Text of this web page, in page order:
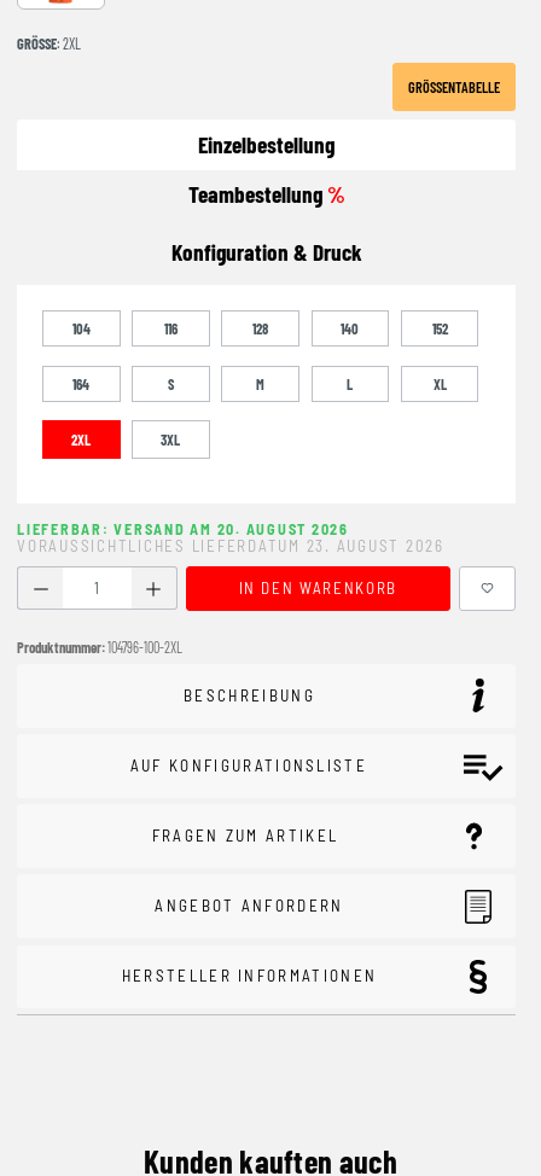
GRÖSSE : 2XL
GRÖSSENTABELLE
Einzelbestellung
Teambestellung%
Konfiguration & Druck
104 116 128 140 152
164 S M L XL
2XL 3XL
LIEFERBAR: VERSAND AM 20. AUGUST 2026
VORAUSSICHTLICHES LIEFERDATUM 23. AUGUST 2026
Produkt Anzahl: Gib den gewünschten Wert ein oder
IN DEN WARENKORB
Produktnummer:104796-100-2XL
BESCHREIBUNG
AUF KONFIGURATIONSLISTE
FRAGEN ZUM ARTIKEL
ANGEBOT ANFORDERN
HERSTELLER INFORMATIONEN
Kunden kauften auch